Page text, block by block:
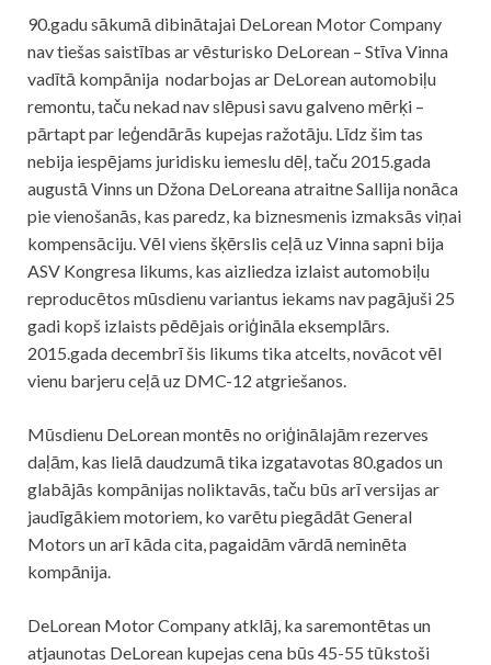
90.gadu sākumā dibinātajai DeLorean Motor Company
nav tiešas saistības ar vēsturisko DeLorean – Stīva Vinna
vadītā kompānija nodarbojas ar DeLorean automobiļu
remontu, taču nekad nav slēpusi savu galveno mērķi –
pārtapt par leģendārās kupejas ražotāju. Līdz šim tas
nebija iespējams juridisku iemeslu dēļ, taču 2015.gada
augustā Vinns un Džona DeLoreana atraitne Sallija nonāca
pie vienošanās, kas paredz, ka biznesmenis izmaksās viņai
kompensāciju. Vēl viens šķērslis ceļā uz Vinna sapni bija
ASV Kongresa likums, kas aizliedza izlaist automobiļu
reproducētos mūsdienu variantus iekams nav pagājuši 25
gadi kopš izlaists pēdējais oriģināla eksemplārs.
2015.gada decembrī šis likums tika atcelts, novācot vēl
vienu barjeru ceļā uz DMC-12 atgriešanos.
Mūsdienu DeLorean montēs no oriģinālajām rezerves
daļām, kas lielā daudzumā tika izgatavotas 80.gados un
glabājās kompānijas noliktavās, taču būs arī versijas ar
jaudīgākiem motoriem, ko varētu piegādāt General
Motors un arī kāda cita, pagaidām vārdā neminēta
kompānija.
DeLorean Motor Company atklāj, ka saremontētas un
atjaunotas DeLorean kupejas cena būs 45-55 tūkstoši